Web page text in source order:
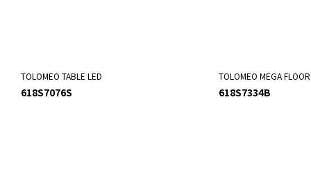
TOLOMEO TABLE LED
618S7076S
TOLOMEO MEGA FLOOR
618S7334B